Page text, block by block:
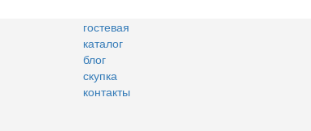
гостевая
каталог
блог
скупка
контакты